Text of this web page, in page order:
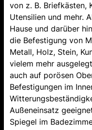
von z. B. Briefkästen,
Utensilien und mehr.
Hause und darüber
die Befestigung von
Metall, Holz, Stein,
vielem mehr
auch auf porösen
Befestigungen im
Außeneinsatz
Spiegel im